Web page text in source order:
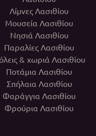
Λίμνες Λασιθίου
Μουσεία Λασιθίου
Νησιά Λασιθίου
Παραλίες Λασιθίου
& χωριά Λασιθίου
Ποτάμια Λασιθίου
Σπήλαια Λασιθίου
Φαράγγια Λασιθίου
Φρούρια Λασιθίου